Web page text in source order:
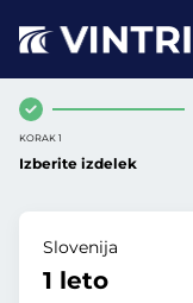
KORAK 1
Izberite izdelek
Slovenija
1 leto